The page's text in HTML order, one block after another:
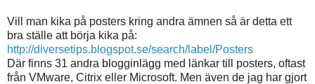
Vill man kika på posters kring andra ämnen så är detta ett
bra ställe att börja kika på:
http://diversetips.blogspot.se/search/label/Posters
Där finns 31 andra blogginlägg med länkar till posters, oftast
från VMware, Citrix eller Microsoft. Men även de jag har gjort